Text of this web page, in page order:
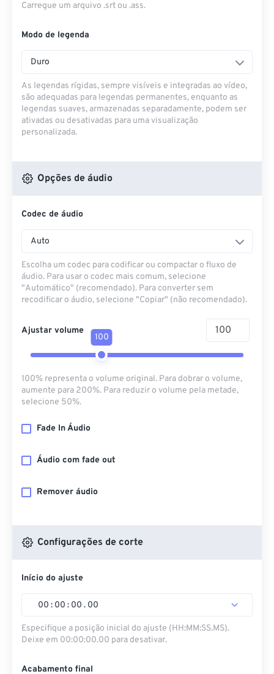
Carregue um arquivo .srt ou .ass.
Modo de legenda
Duro
As legendas rígidas, sempre visíveis e integradas ao vídeo,
são adequadas para legendas permanentes, enquanto as
legendas suaves, armazenadas separadamente, podem ser
ativadas ou desativadas para uma visualização
personalizada.
Opções de áudio
Codec de áudio
Auto
Escolha um codec para codificar ou compactar o fluxo de
áudio. Para usar o codec mais comum, selecione
"Automático" (recomendado). Para converter sem
recodificar o áudio, selecione "Copiar" (não recomendado).
Ajustar volume
100
100% representa o volume original. Para dobrar o volume,
aumente para 200%. Para reduzir o volume pela metade,
selecione 50%.
Fade In Áudio
Áudio com fade out
Remover áudio
Configurações de corte
Início do ajuste
00 : 00 : 00 . 00
Especifique a posição inicial do ajuste (HH:MM:SS.MS).
Deixe em 00:00:00.00 para desativar.
Acabamento final